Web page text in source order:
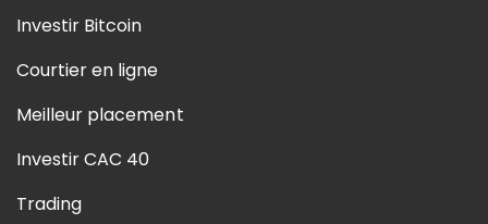
Investir Bitcoin
Courtier en ligne
Meilleur placement
Investir CAC 40
Trading